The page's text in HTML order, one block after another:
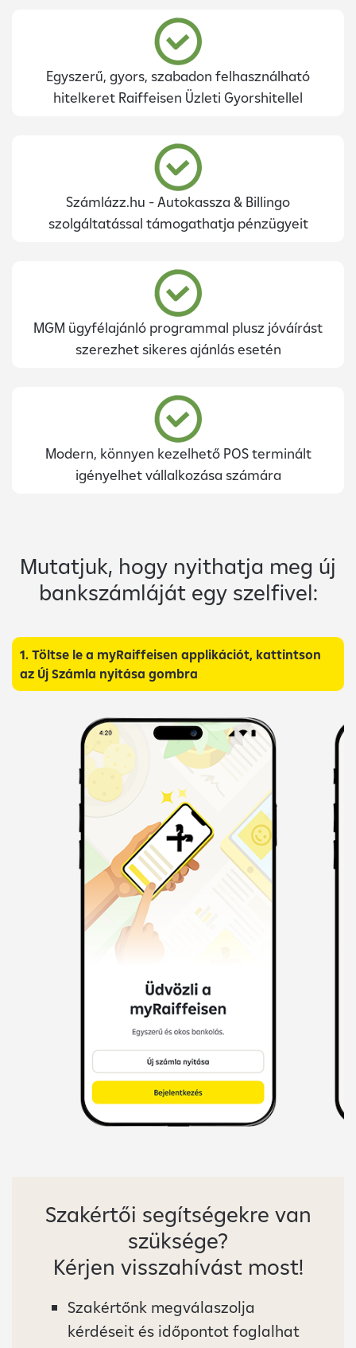
Egyszerű, gyors, szabadon felhasználható
hitelkeret Raiffeisen Üzleti Gyorshitellel
Számlázz.hu - Autokassza & Billingo
szolgáltatással támogathatja pénzügyeit
MGM ügyfélajánló programmal plusz jóváírást
szerezhet sikeres ajánlás esetén
Modern, könnyen kezelhető POS terminált
igényelhet vállalkozása számára
Mutatjuk, hogy nyithatja meg új
bankszámláját egy szelfivel:
1. Töltse le a myRaiffeisen applikációt, kattintson
az Új Számla nyitása gombra
Szakértői segítségekre van
szüksége?
Kérjen visszahívást most!
Szakértőnk megválaszolja
kérdéseit és időpontot foglalhat